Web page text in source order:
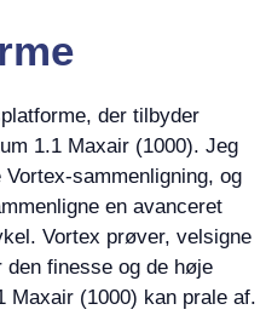
der tilbyder
1.1 Maxair (1000). Jeg
sammenligning, og
en avanceret
Vortex prøver, velsigne
finesse og de høje
Maxair (1000) kan prale af.